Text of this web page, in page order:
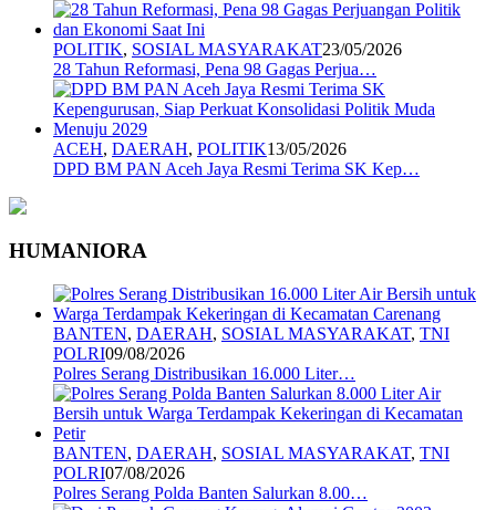
POLITIK, SOSIAL MASYARAKAT23/05/2026
28 Tahun Reformasi, Pena 98 Gagas Perjua…
ACEH, DAERAH, POLITIK13/05/2026
DPD BM PAN Aceh Jaya Resmi Terima SK Kep…
HUMANIORA
BANTEN, DAERAH, SOSIAL MASYARAKAT, TNI
POLRI09/08/2026
Polres Serang Distribusikan 16.000 Liter…
BANTEN, DAERAH, SOSIAL MASYARAKAT, TNI
POLRI07/08/2026
Polres Serang Polda Banten Salurkan 8.00…